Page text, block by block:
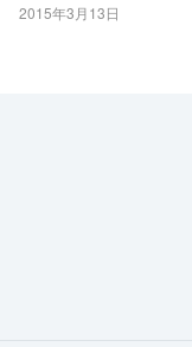
2015年3月13日